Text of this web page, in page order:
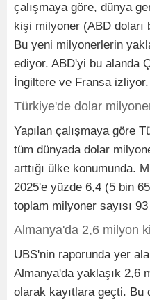
çalışmaya göre, dünya
kişi milyoner (ABD doları
Bu yeni milyonerlerin
ediyor. ABD'yi bu alanda
İngiltere ve Fransa izliyor.
Türkiye'de dolar
Yapılan çalışmaya göre
tüm dünyada dolar
arttığı ülke konumunda.
2025'e yüzde 6,4 (5 bin
toplam milyoner sayısı
Almanya'da 2,6 milyon
UBS'nin raporunda yer
Almanya'da yaklaşık 2,6
olarak kayıtlara geçti. Bu